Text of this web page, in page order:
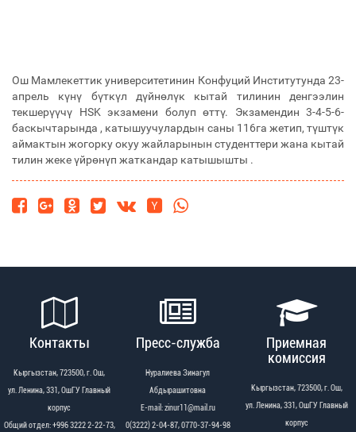
Ош Мамлекеттик университетинин Конфуций Институтунда 23-
апрель күнү бүткүл дүйнөлүк кытай тилинин денгээлин
текшерүүчү HSK экзамени болуп өттү. Экзамендин 3-4-5-6-
баскычтарында , катышуучулардын саны 116га жетип, түштүк
аймактын жогорку окуу жайларынын студенттери жана кытай
тилин жеке үйрөнүп жаткандар катышышты .
Контакты
Кыргызстан, 723500, г. Ош,
ул. Ленина, 331, ОшГУ Главный
корпус
Общий отдел: +996 3222 2-22-73,
Пресс-служба
Нуралиева Зинагул
Абдырашитовна
Е-mail: zinur11@mail.ru
0(3222) 2-04-87, 0770-37-94-98
Приемная
комиссия
Кыргызстан, 723500, г. Ош,
ул. Ленина, 331, ОшГУ Главный
корпус